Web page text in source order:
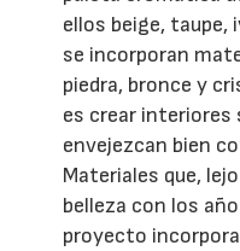
ellos beige, taupe,
se incorporan
piedra, bronce y
es crear interiores
envejezcan bien
Materiales que,
belleza con los
proyecto